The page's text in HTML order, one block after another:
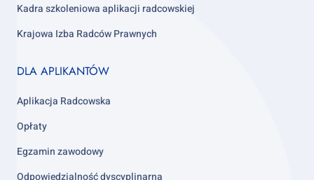
Kadra szkoleniowa aplikacji radcowskiej
Krajowa Izba Radców Prawnych
Footer
3
DLA APLIKANTÓW
Aplikacja Radcowska
Opłaty
Egzamin zawodowy
Odpowiedzialność dyscyplinarna